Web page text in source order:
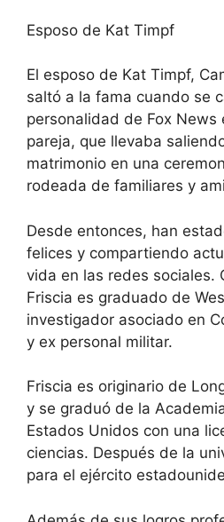
Esposo de Kat Timpf
El esposo de Kat Timpf,
saltó a la fama cuando se
personalidad de Fox News
pareja, que llevaba
matrimonio en una
rodeada de familiares y
Desde entonces, han
felices y compartiendo
vida en las redes sociales.
Friscia es graduado de
investigador asociado en
y ex personal militar.
Friscia es originario de
y se graduó de la
Estados Unidos con una
ciencias. Después de la
para el ejército